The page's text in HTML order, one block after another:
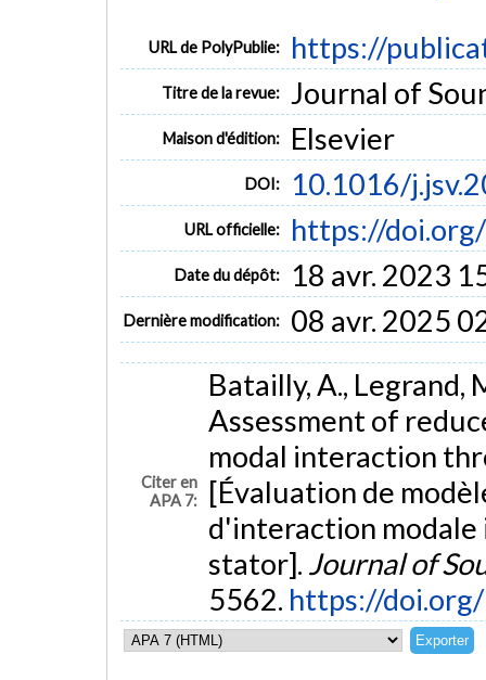
URL de PolyPublie: https://
Titre de la revue: Journal of
Maison d'édition: Elsevier
DOI: 10.1016/
URL officielle: https://
Date du dépôt: 18 avr. 2023
Dernière modification: 08 avr. 2025
Citer en
APA 7:
Batailly, A., Legrand,
Assessment of
modal interaction
[Évaluation de
d'interaction
stator]. Journal of
5562. https://